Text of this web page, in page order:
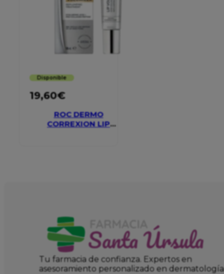
Disponible
19,60€
ROC DERMO
CORREXION LIP
Tu farmacia de confianza. Expertos en
asesoramiento personalizado en dermatología